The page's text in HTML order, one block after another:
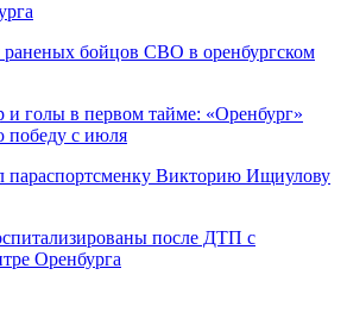
раненых бойцов СВО в оренбургском
и голы в первом тайме: «Оренбург»
победу с июля
параспортсменку Викторию Ищиулову
после ДТП с
Оренбурга